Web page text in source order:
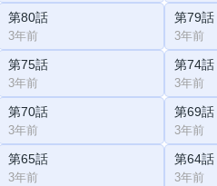
第80話
3年前
第79話
3年前
第75話
3年前
第74話
3年前
第70話
3年前
第69話
3年前
第65話
3年前
第64話
3年前